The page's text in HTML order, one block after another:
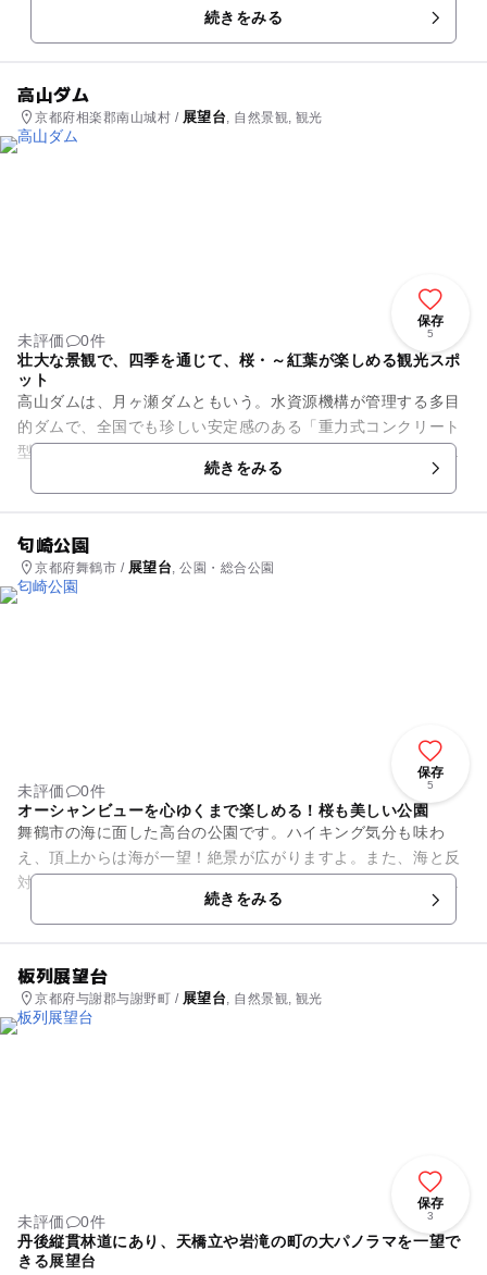
続きをみる
高山ダム
京都府相楽郡南山城村 / 展望台 , 自然景観, 観光
保存
5
未評価
0件
壮大な景観で、四季を通じて、桜・～紅葉が楽しめる観光スポ
ット
高山ダムは、月ヶ瀬ダムともいう。水資源機構が管理する多目
的ダムで、全国でも珍しい安定感のある「重力式コンクリート
型式」と曲線美のある「アーチ式コンクリート型式」との両方
の特性を持ちます。「月ヶ瀬...続きをみる
匂崎公園
京都府舞鶴市 / 展望台, 公園・総合公園
保存
5
未評価
0件
オーシャンビューを心ゆくまで楽しめる！桜も美しい公園
舞鶴市の海に面した高台の公園です。ハイキング気分も味わ
え、頂上からは海が一望！絶景が広がりますよ。また、海と反
対側には舞鶴市街の景色も広がります。海に沈む夕日も息を呑
む美しさです！子どもでも登る...
続きをみる
板列展望台
京都府与謝郡与謝野町 / 展望台, 自然景観, 観光
保存
3
未評価
0件
丹後縦貫林道にあり、天橋立や岩滝の町の大パノラマを一望で
きる展望台